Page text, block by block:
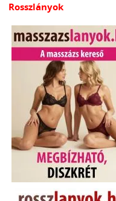
Rosszlányok